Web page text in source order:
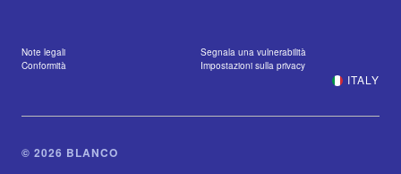
Note legali
Segnala una vulnerabilità
Conformità
Impostazioni sulla privacy
ITALY
© 2026 BLANCO